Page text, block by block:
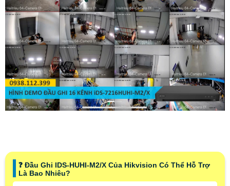
❓ Đầu Ghi IDS-HUHI-M2/X Của Hikvision Có Thể Hỗ Trợ
Là Bao Nhiêu?